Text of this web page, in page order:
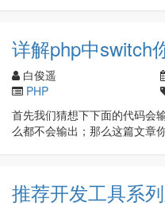
详解php中switch
白俊遥
PHP
首先我们猜想下下面的代码会
么都不会输出；那么这篇文章
推荐开发工具系